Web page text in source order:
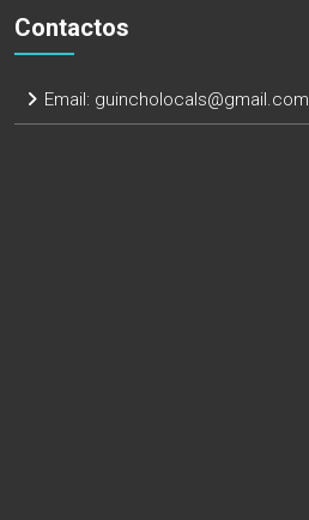
Contactos
Email: guincholocals@gmail.com